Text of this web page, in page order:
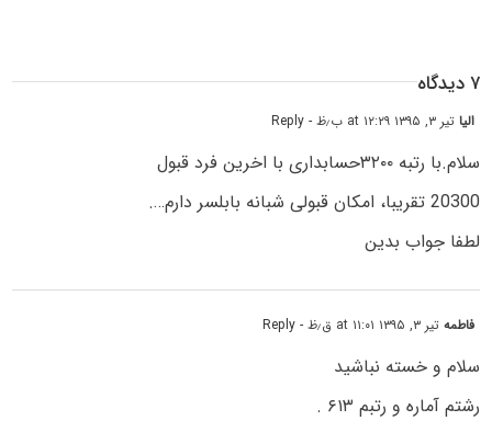
۷ دیدگاه
الیاتیر ۳, ۱۳۹۵ at ۱۲:۲۹ ب٫ظ - Reply
سلام.با رتبه ۳۲۰۰حسابداری با اخرین فرد قبول
20300 تقریبا، امکان قبولی شبانه بابلسر دارم….
لطفا جواب بدین
فاطمهتیر ۳, ۱۳۹۵ at ۱۱:۰۱ ق٫ظ - Reply
سلام و خسته نباشید
رشتم آماره و رتبم ۶۱۳ .